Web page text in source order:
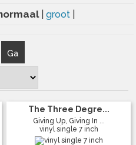
groot
Ga
The Three Degre...
Giving Up, Giving In ...
vinyl single 7 inch